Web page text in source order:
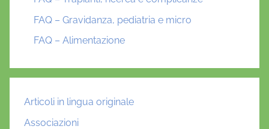
FAQ – Gravidanza, pediatria e micro
FAQ – Alimentazione
Articoli in lingua originale
Associazioni